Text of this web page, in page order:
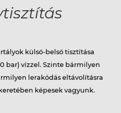
külső-belső tisztítása
bar) vízzel. Szinte bármilyen
lerakódás eltávolításra
képesek vagyunk.